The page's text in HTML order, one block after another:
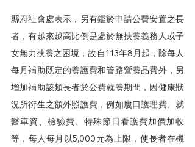
縣府社會處表示，另有鑑於申請公費安置之長
者，有越來越高比例是處於無扶養義務人或子
女無力扶養之困境，故自113年8月起，除每人
每月補助既定的養護費和管路營養品費外，另
增加補助該類長者於公費就養期間，因健康狀
況所衍生之額外照護費，例如廔口護理費、就
醫車資、檢驗費、特殊節日看護費加價加收
等，每人每月以5,000元為上限，使長者在機